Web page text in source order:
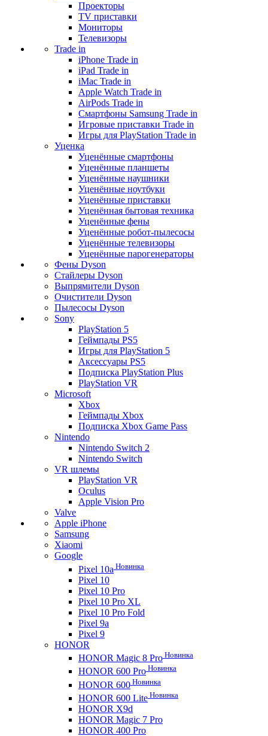
Проекторы
TV приставки
Мониторы
Телевизоры
Trade in
iPhone Trade in
iPad Trade in
iMac Trade in
Apple Watch Trade in
AirPods Trade in
Смартфоны Samsung Trade in
Игровые приставки Trade in
Игры для PlayStation Trade in
Уценка
Уценённые смартфоны
Уценённые планшеты
Уценённые наушники
Уценённые ноутбуки
Уценённые приставки
Уценённая бытовая техника
Уценённые фены
Уценённые робот-пылесосы
Уценённые телевизоры
Уценённые парогенераторы
Фены Dyson
Стайлеры Dyson
Выпрямители Dyson
Очистители Dyson
Пылесосы Dyson
Sony
PlayStation 5
Геймпады PS5
Игры для PlayStation 5
Аксессуары PS5
Подписка PlayStation Plus
PlayStation VR
Microsoft
Xbox
Геймпады Xbox
Подписка Xbox Game Pass
Nintendo
Nintendo Switch 2
Nintendo Switch
VR шлемы
PlayStation VR
Oculus
Apple Vision Pro
Valve
Apple iPhone
Samsung
Xiaomi
Google
Pixel 10a Новинка
Pixel 10
Pixel 10 Pro
Pixel 10 Pro XL
Pixel 10 Pro Fold
Pixel 9a
Pixel 9
HONOR
HONOR Magic 8 Pro Новинка
HONOR 600 Pro Новинка
HONOR 600 Новинка
HONOR 600 Lite Новинка
HONOR X9d
HONOR Magic 7 Pro
HONOR 400 Pro